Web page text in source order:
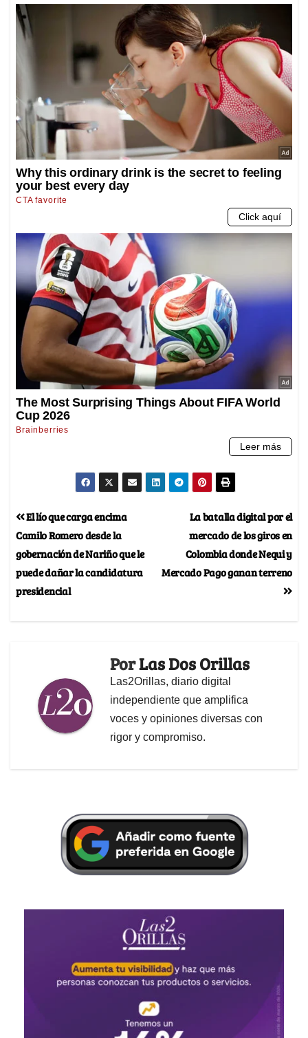
La batalla digital por el
mercado de los giros en
Colombia donde Nequi y
Mercado Pago ganan terreno
El lío que carga encima
Camilo Romero desde la
gobernación de Nariño que le
puede dañar la candidatura
presidencial
PorLas Dos Orillas
Las2Orillas, diario digital
independiente que amplifica
voces y opiniones diversas con
rigor y compromiso.